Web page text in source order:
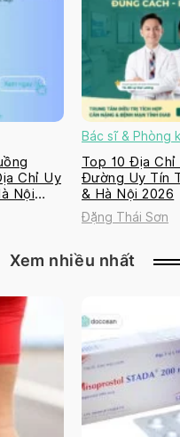
Chỉ Uy
Nội
Bác sĩ & Phòng
Top 10 Địa Chỉ
Đường Uy Tín
& Hà Nội 2026
Đặng Thái Sơn
Xem nhiều nhất